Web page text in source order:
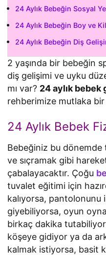
24 Aylık Bebeğin Sosyal
24 Aylık Bebeğin Boy ve
24 Aylık Bebeğin Diş
2 yaşında bir bebeğin
diş gelişimi ve uyku
mı var? 24 aylık bebek
rehberimize mutlaka bir
24 Aylık Bebek
Bebeğiniz bu
ve sıçramak gibi
çabalayacaktır. Çoğu
tuvalet eğitimi için
kalıyorsa, pantolonunu
giyebiliyorsa, oyun
birkaç dakika
köşeye gidiyor ya da
kalmak istiyorsa, basit